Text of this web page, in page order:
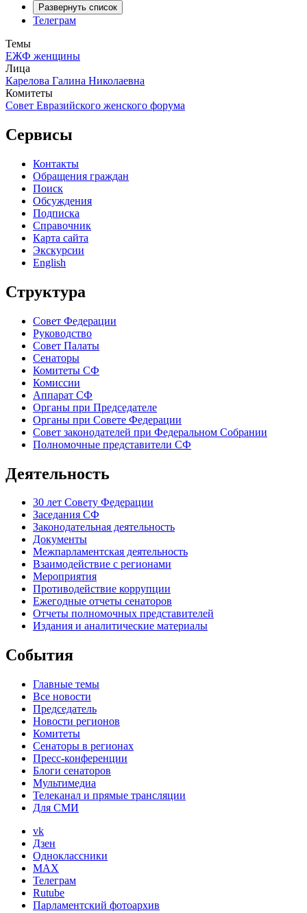
Развернуть список
Телеграм
Темы
ЕЖФ женщины
Лица
Карелова Галина Николаевна
Комитеты
Совет Евразийского женского форума
Сервисы
Контакты
Обращения граждан
Поиск
Обсуждения
Подписка
Справочник
Карта сайта
Экскурсии
English
Структура
Совет Федерации
Руководство
Совет Палаты
Сенаторы
Комитеты СФ
Комиссии
Аппарат СФ
Органы при Председателе
Органы при Совете Федерации
Совет законодателей при Федеральном Собрании
Полномочные представители СФ
Деятельность
30 лет Совету Федерации
Заседания СФ
Законодательная деятельность
Документы
Межпарламентская деятельность
Взаимодействие с регионами
Мероприятия
Противодействие коррупции
Ежегодные отчеты сенаторов
Отчеты полномочных представителей
Издания и аналитические материалы
События
Главные темы
Все новости
Председатель
Новости регионов
Комитеты
Сенаторы в регионах
Пресс-конференции
Блоги сенаторов
Мультимедиа
Телеканал и прямые трансляции
Для СМИ
vk
Дзен
Одноклассники
MAX
Телеграм
Rutube
Парламентский фотоархив